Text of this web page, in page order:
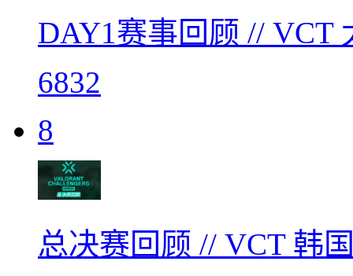
DAY1赛事回顾 // VCT
6832
8
总决赛回顾 // VCT 韩